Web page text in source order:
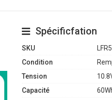
Spécificfation
SKU
Condition
Tension
Capacité